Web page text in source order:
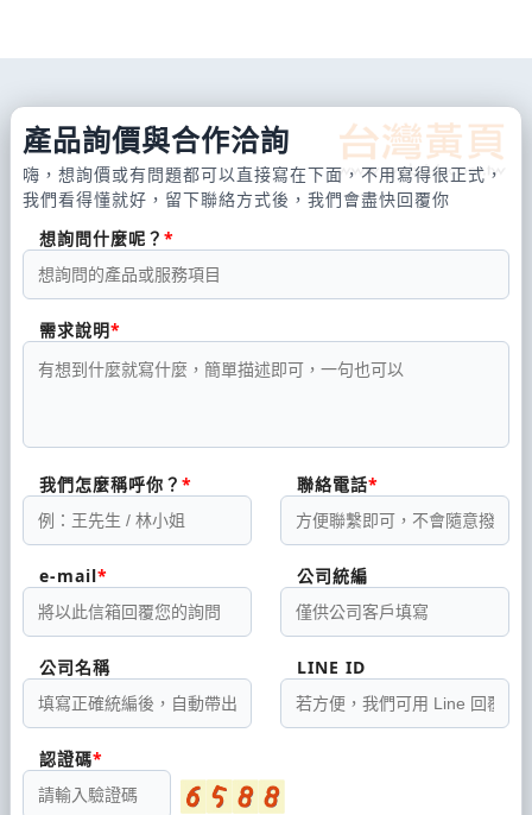
產品詢價與合作洽詢
嗨，想詢價或有問題都可以直接寫在下面，不用寫得很正式，
我們看得懂就好，留下聯絡方式後，我們會盡快回覆你
想詢問什麼呢？
需求說明
我們怎麼稱呼你？ 聯絡電話
e-mail 公司統編
公司名稱 LINE ID
認證碼